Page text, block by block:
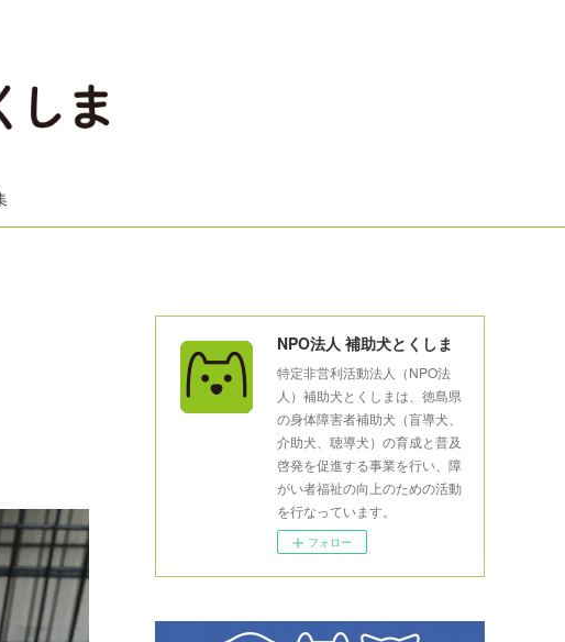
NPO法人 補助犬とくしま
特定非営利活動法人（NPO法
人）補助犬とくしまは、徳島県
の身体障害者補助犬（盲導犬、
介助犬、聴導犬）の育成と普及
啓発を促進する事業を行い、障
がい者福祉の向上のための活動
を行なっています。
フォロー